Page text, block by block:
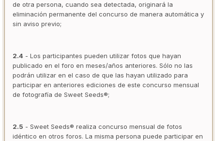
de otra persona, cuando sea detectada, originará la
eliminación permanente del concurso de manera automática y
sin aviso previo;
2.4 - Los participantes pueden utilizar fotos que hayan
publicado en el foro en meses/años anteriores. Sólo no las
podrán utilizar en el caso de que las hayan utilizado para
participar en anteriores ediciones de este concurso mensual
de fotografía de Sweet Seeds®;
2.5 - Sweet Seeds® realiza concurso mensual de fotos
idéntico en otros foros. La misma persona puede participar en